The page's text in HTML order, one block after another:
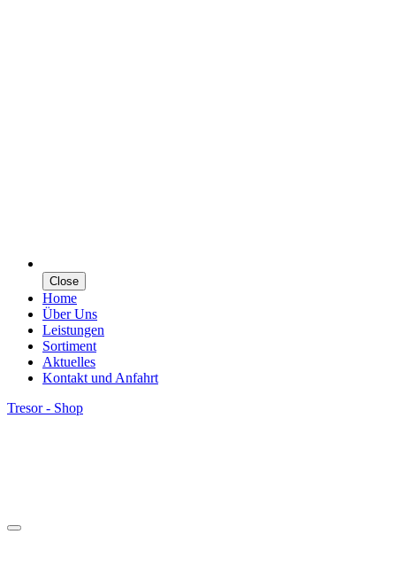
Close
Home
Über Uns
Leistungen
Sortiment
Aktuelles
Kontakt und Anfahrt
Tresor - Shop